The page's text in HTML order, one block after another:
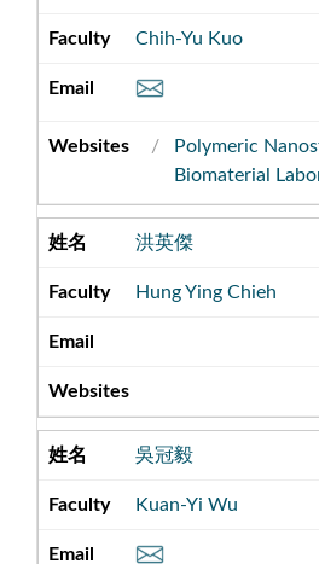
Chih-Yu Kuo
Polymeric
Biomaterial
洪英傑
Hung Ying Chieh
吳冠毅
Kuan-Yi Wu